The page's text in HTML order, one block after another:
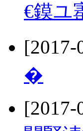
€鏌ユ
[2017-
�
[2017-